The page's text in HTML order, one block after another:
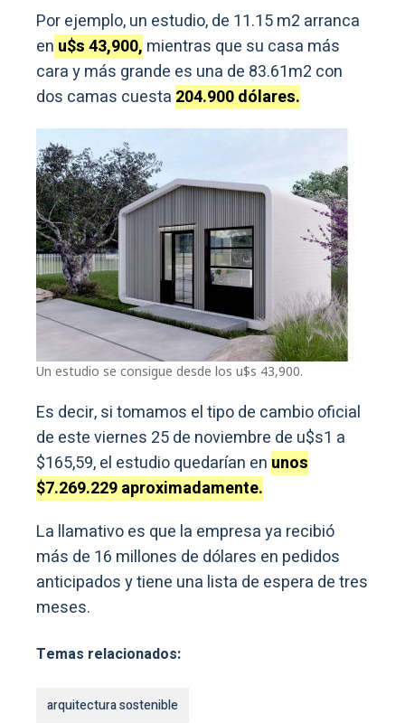
Por ejemplo, un estudio, de 11.15 m2 arranca
en u$s 43,900, mientras que su casa más
cara y más grande es una de 83.61m2 con
dos camas cuesta 204.900 dólares.
Un estudio se consigue desde los u$s 43,900.
Es decir, si tomamos el tipo de cambio oficial
de este viernes 25 de noviembre de u$s1 a
$165,59, el estudio quedarían en unos
$7.269.229 aproximadamente.
La llamativo es que la empresa ya recibió
más de 16 millones de dólares en pedidos
anticipados y tiene una lista de espera de tres
meses.
Temas relacionados:
arquitectura sostenible